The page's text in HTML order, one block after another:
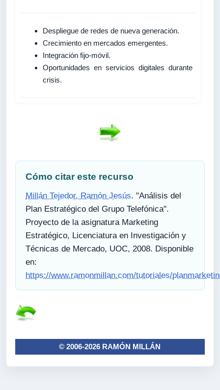
Despliegue de redes de nueva generación.
Crecimiento en mercados emergentes.
Integración fijo-móvil.
Oportunidades en servicios digitales durante
crisis.
Cómo citar este recurso
Millán Tejedor, Ramón Jesús. "Análisis del
Plan Estratégico del Grupo Telefónica".
Proyecto de la asignatura Marketing
Estratégico, Licenciatura en Investigación y
Técnicas de Mercado, UOC, 2008. Disponible
en:
https://www.ramonmillan.com/tutoriales/
© 2006-2026 RAMÓN MILLÁN